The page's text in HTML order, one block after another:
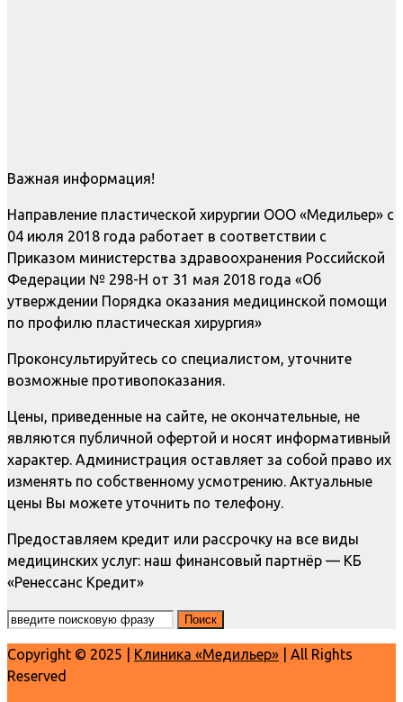
Важная информация!
Направление пластической хирургии ООО «Медильер» с
04 июля 2018 года работает в соответствии с
Приказом министерства здравоохранения Российской
Федерации № 298-Н от 31 мая 2018 года «Об
утверждении Порядка оказания медицинской помощи
по профилю пластическая хирургия»
Проконсультируйтесь со специалистом, уточните
возможные противопоказания.
Цены, приведенные на сайте, не окончательные, не
являются публичной офертой и носят информативный
характер. Администрация оставляет за собой право их
изменять по собственному усмотрению. Актуальные
цены Вы можете уточнить по телефону.
Предоставляем кредит или рассрочку на все виды
медицинских услуг: наш финансовый партнёр — КБ
«Ренессанс Кредит»
Copyright © 2025 | Клиника «Медильер» | All Rights
Reserved